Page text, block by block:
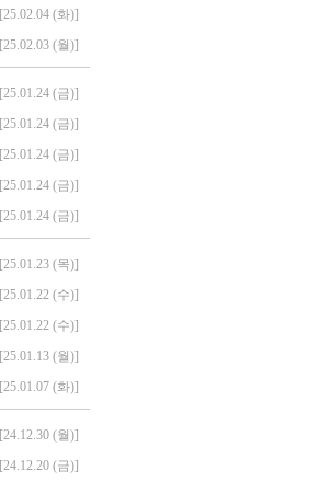
[25.02.04 (화)]
[25.02.03 (월)]
[25.01.24 (금)]
[25.01.24 (금)]
[25.01.24 (금)]
[25.01.24 (금)]
[25.01.24 (금)]
[25.01.23 (목)]
[25.01.22 (수)]
[25.01.22 (수)]
[25.01.13 (월)]
[25.01.07 (화)]
[24.12.30 (월)]
[24.12.20 (금)]